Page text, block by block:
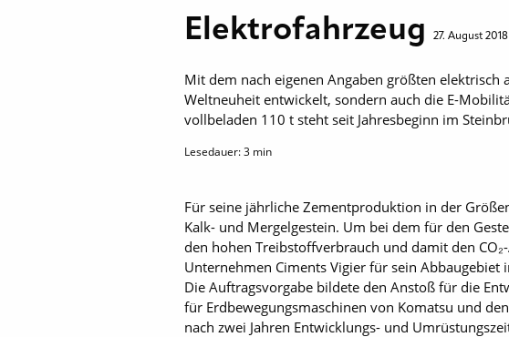
Elektrofahrzeug
27. August 2018
Mit dem nach eigenen Angaben größten
Weltneuheit entwickelt, sondern auch die E-
vollbeladen 110 t steht seit Jahresbeginn im
Lesedauer:3 min
Für seine jährliche Zementproduktion in der
Kalk- und Mergelgestein. Um bei dem für den
den hohen Treibstoffverbrauch und damit den
Unternehmen Ciments Vigier für sein Abbaugebiet
Die Auftragsvorgabe bildete den Anstoß für die
für Erdbewegungsmaschinen von Komatsu und
nach zwei Jahren Entwicklungs- und